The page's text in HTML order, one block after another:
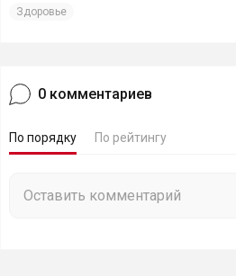
Здоровье
0 комментариев
По порядку По рейтингу